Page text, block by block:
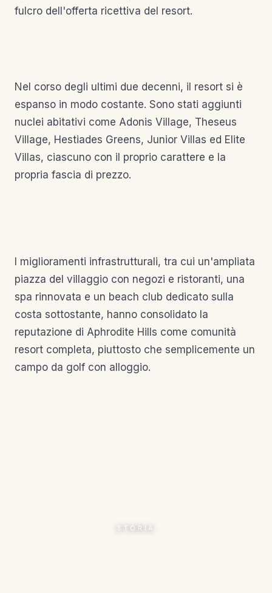
fulcro dell'offerta ricettiva del resort.
Nel corso degli ultimi due decenni, il resort si è
espanso in modo costante. Sono stati aggiunti
nuclei abitativi come Adonis Village, Theseus
Village, Hestiades Greens, Junior Villas ed Elite
Villas, ciascuno con il proprio carattere e la
propria fascia di prezzo.
I miglioramenti infrastrutturali, tra cui un'ampliata
piazza del villaggio con negozi e ristoranti, una
spa rinnovata e un beach club dedicato sulla
costa sottostante, hanno consolidato la
reputazione di Aphrodite Hills come comunità
resort completa, piuttosto che semplicemente un
campo da golf con alloggio.
STORIA